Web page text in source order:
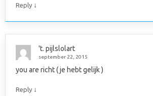
Reply ↓
't. pijlslolart
september 22, 2015
you are richt ( je hebt gelijk )
Reply ↓